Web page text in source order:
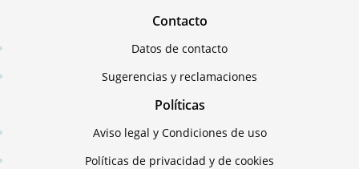
Contacto
Datos de contacto
Sugerencias y reclamaciones
Políticas
Aviso legal y Condiciones de uso
Políticas de privacidad y de cookies